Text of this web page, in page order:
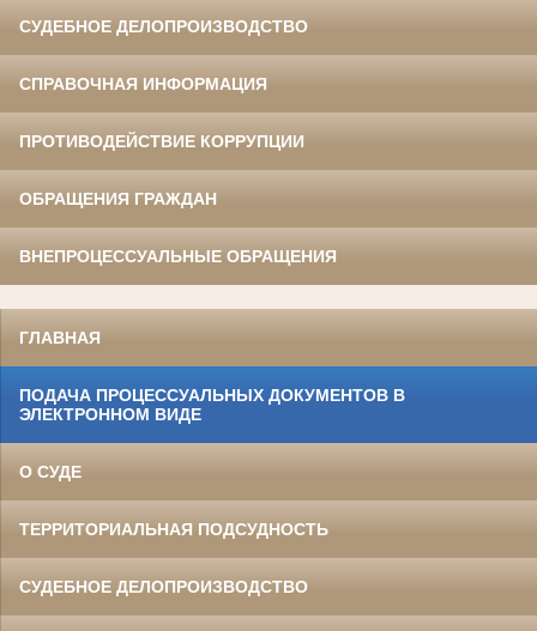
СУДЕБНОЕ ДЕЛОПРОИЗВОДСТВО
СПРАВОЧНАЯ ИНФОРМАЦИЯ
ПРОТИВОДЕЙСТВИЕ КОРРУПЦИИ
ОБРАЩЕНИЯ ГРАЖДАН
ВНЕПРОЦЕССУАЛЬНЫЕ ОБРАЩЕНИЯ
ГЛАВНАЯ
ПОДАЧА ПРОЦЕССУАЛЬНЫХ ДОКУМЕНТОВ В
ЭЛЕКТРОННОМ ВИДЕ
О СУДЕ
ТЕРРИТОРИАЛЬНАЯ ПОДСУДНОСТЬ
СУДЕБНОЕ ДЕЛОПРОИЗВОДСТВО